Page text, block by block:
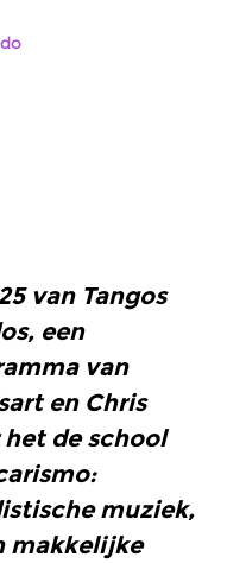
van Tangos
een
van
en Chris
het de school
muziek,
makkelijke